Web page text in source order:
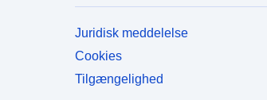
Juridisk meddelelse
Cookies
Tilgængelighed